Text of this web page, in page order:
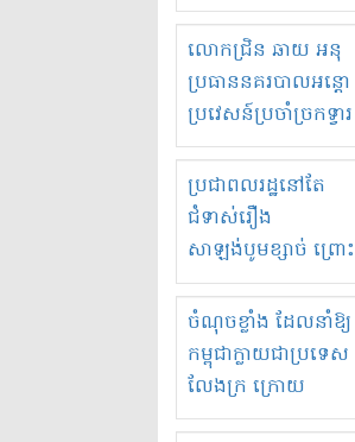
ចូល មកខុស
ច្បាប់លួចបូមខ្សាច់នៅ
ក្នុងប្រទេសកម្ពុជា
លោកជ្រិន ឆាយ អនុ
ប្រធាននគរបាលអន្តោ
ប្រវេសន៍ប្រចាំច្រកទ្វារ
ព្រំដែនភ្នំឌិន និងឈ្មួញ
មួយចំនួនទៀត
កំពង់តែគុបគិតគ្នា
ធ្វើសកម្មភាពរកស៊ីនិង
ស្តុកទំនិញគេចពន្ធ?
ប្រជាពលរដ្ឋនៅតែ
ជំទាស់រឿង
សាឡង់បូមខ្សាច់ ព្រោះ
ខ្លាចបាក់ច្រាំងទៀត!
ចំណុចខ្លាំង ដែលនាំឱ្យ
កម្ពុជាក្លាយជាប្រទេស
លែងក្រ ក្រោយ
ឆ្នាំ២០៣០